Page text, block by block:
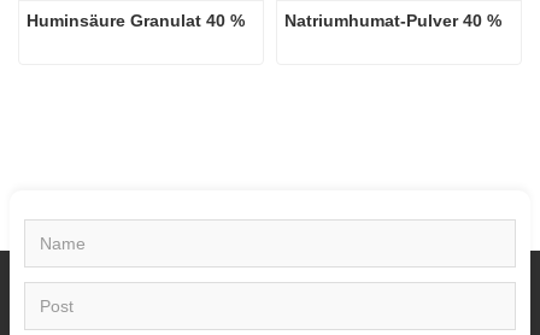
Huminsäure Granulat 40 % Natriumhumat-Pulver 40 %